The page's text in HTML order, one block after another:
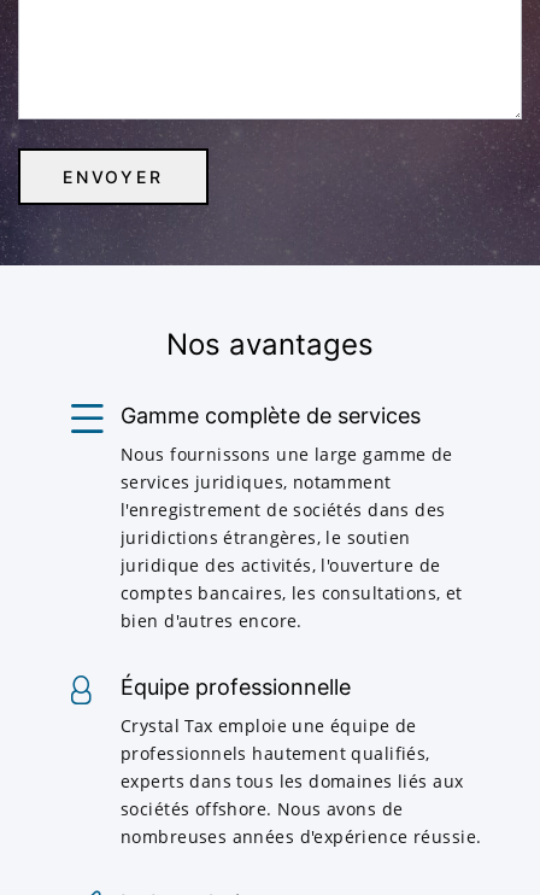
Nos avantages
Gamme complète de services
Nous fournissons une large gamme de
services juridiques, notamment
l'enregistrement de sociétés dans des
juridictions étrangères, le soutien
juridique des activités, l'ouverture de
comptes bancaires, les consultations, et
bien d'autres encore.
Équipe professionnelle
Crystal Tax emploie une équipe de
professionnels hautement qualifiés,
experts dans tous les domaines liés aux
sociétés offshore. Nous avons de
nombreuses années d'expérience réussie.